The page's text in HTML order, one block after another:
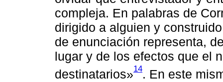
compleja. En palabras de
dirigido a alguien y
de enunciación representa,
lugar y de los efectos que el
destinatarios»14. En este